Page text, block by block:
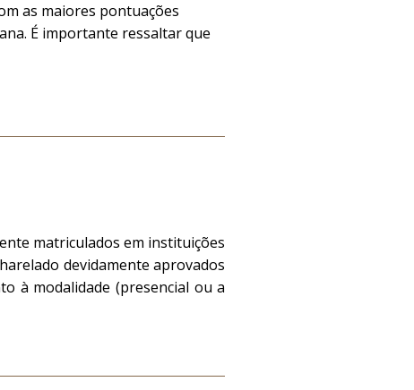
as maiores pontuações
É importante ressaltar que
matriculados em instituições
devidamente aprovados
à modalidade (presencial ou a